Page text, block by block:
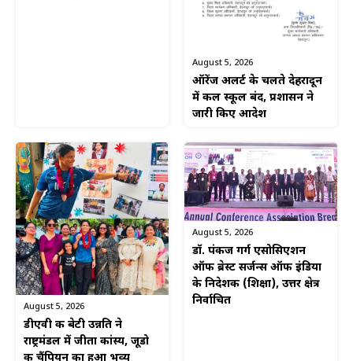
August 5, 2026
ऑरेंज अलर्ट के चलते देहरादून
में कल स्कूल बंद, प्रशासन ने
जारी किए आदेश
August 5, 2026
डीएवी की बेटी उन्नति ने
राष्ट्रमंडल में जीता कांस्य, जूडो
August 5, 2026
डॉ. पंकज गर्ग एसोसिएशन
ऑफ ब्रेस्ट सर्जन्स ऑफ इंडिया
के निदेशक (शिक्षा), उत्तर क्षेत्र
निर्वाचित